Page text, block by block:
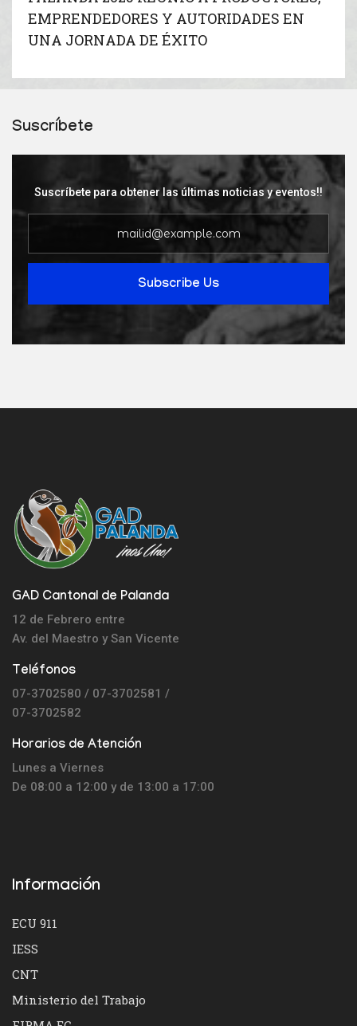
EMPRENDEDORES Y AUTORIDADES EN
UNA JORNADA DE ÉXITO
Suscríbete
Suscríbete para obtener las últimas noticias y eventos!!
Subscribe Us
GAD Cantonal de Palanda
12 de Febrero entre
Av. del Maestro ySan Vicente
Teléfonos
07-3702580 / 07-3702581 /
07-3702582
Horarios de Atención
Lunes a Viernes
De 08:00 a 12:00 y de 13:00 a 17:00
Información
ECU 911
IESS
CNT
Ministerio del Trabajo